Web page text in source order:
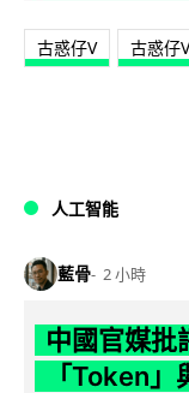
古惑仔V 古惑仔
人工智能
藍骨 2 小時
中國官媒
「Token